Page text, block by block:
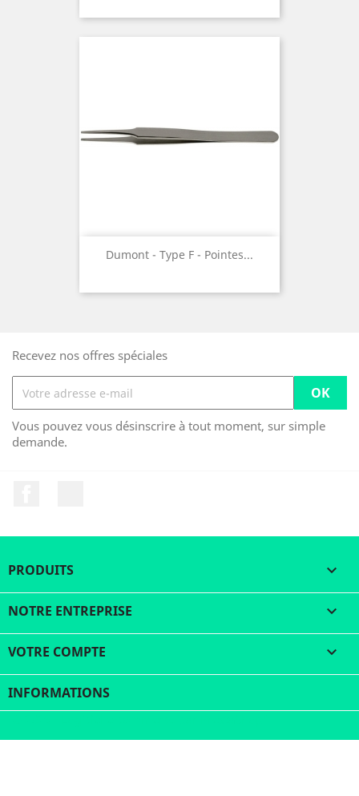
Dumont - Type F - Pointes...
Recevez nos offres spéciales
Vous pouvez vous désinscrire à tout moment, sur simple
demande.
PRODUITS 
NOTRE ENTREPRISE 
VOTRE COMPTE 
INFORMATIONS